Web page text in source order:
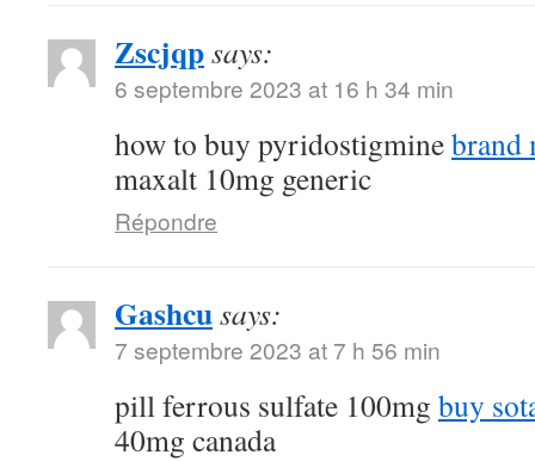
Zscjqpsays:
6 septembre 2023 at 16 h 34 min
how to buy pyridostigminebrand
maxalt 10mg generic
Répondre
Gashcusays:
7 septembre 2023 at 7 h 56 min
pill ferrous sulfate 100mg buy
40mg canada